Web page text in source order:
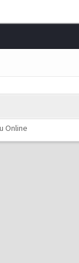
Online